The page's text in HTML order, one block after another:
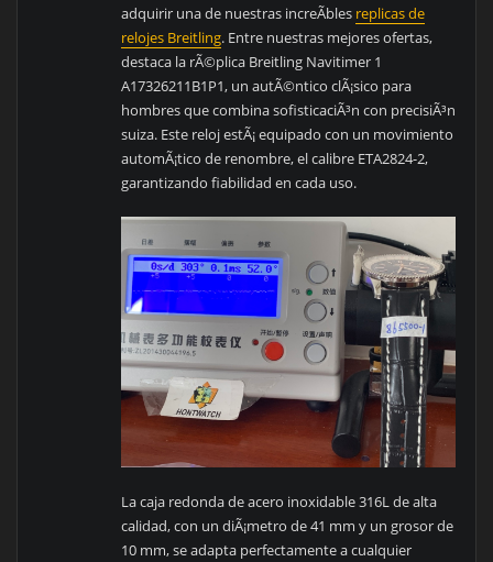
adquirir una de nuestras increÃ­bles replicas de
relojes Breitling. Entre nuestras mejores ofertas,
destaca la rÃ©plica Breitling Navitimer 1
A17326211B1P1, un autÃ©ntico clÃ¡sico para
hombres que combina sofisticaciÃ³n con precisiÃ³n
suiza. Este reloj estÃ¡ equipado con un movimiento
automÃ¡tico de renombre, el calibre ETA2824-2,
garantizando fiabilidad en cada uso.
La caja redonda de acero inoxidable 316L de alta
calidad, con un diÃ¡metro de 41 mm y un grosor de
10 mm, se adapta perfectamente a cualquier